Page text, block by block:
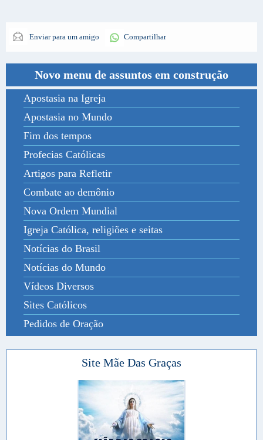
Enviar para um amigo Compartilhar
Novo menu de assuntos em construção
Apostasia na Igreja
Apostasia no Mundo
Fim dos tempos
Profecias Católicas
Artigos para Refletir
Combate ao demônio
Nova Ordem Mundial
Igreja Católica, religiões e seitas
Notícias do Brasil
Notícias do Mundo
Vídeos Diversos
Sites Católicos
Pedidos de Oração
Site Mãe Das Graças